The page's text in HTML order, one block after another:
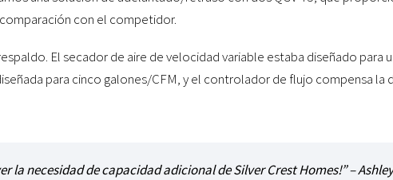
con el competidor.
El secador de aire de velocidad variable estaba diseñado
para cinco galones/CFM, y el controlador de flujo compensa la
necesidad de capacidad adicional de Silver Crest Homes!” –